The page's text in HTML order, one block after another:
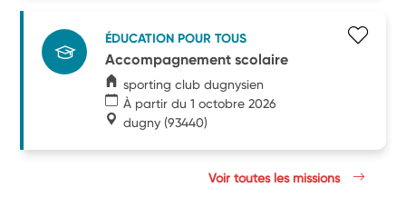
ÉDUCATION POUR TOUS
Accompagnement scolaire
sporting club dugnysien
À partir du 1 octobre 2026
dugny (93440)
Voir toutes les missions